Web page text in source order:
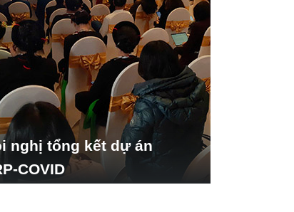
nghị tổng kết dự án
COVID